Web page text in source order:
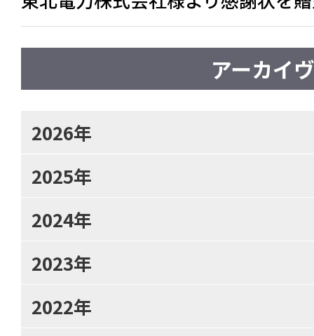
アーカイヴ
2026年
2025年
2024年
2023年
2022年